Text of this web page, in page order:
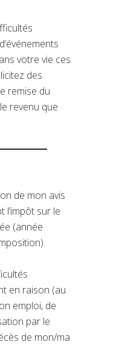
votre vie ces
des
remise du
revenu que
de mon avis
l’impôt sur le
(année
en raison (au
emploi, de
par le
de mon/ma